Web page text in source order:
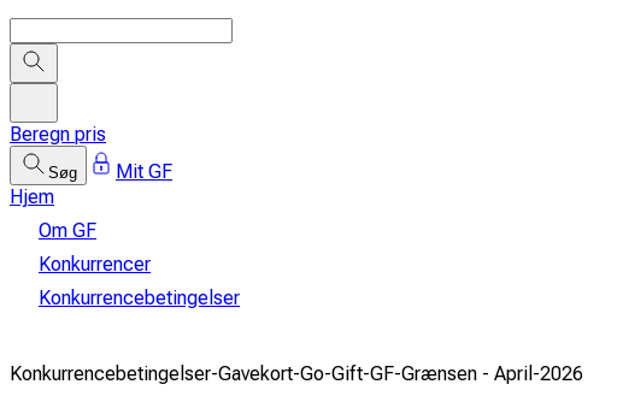
Beregn pris
Søg
Mit GF
Hjem
Om GF
Konkurrencer
Konkurrencebetingelser
Konkurrencebetingelser-Gavekort-Go-Gift-GF-Grænsen - April-2026